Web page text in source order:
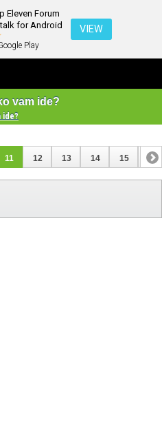
Eleven Forum
for Android
Play
VIEW
vam ide?
ide?
11 12 13 14 15 16